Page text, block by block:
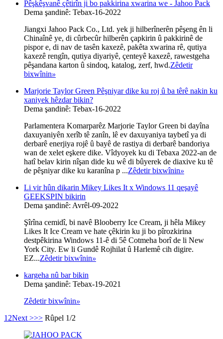
Pêşkêşvanê çêtirîn ji bo pakkirina xwarina we - Jahoo Pack
Dema şandinê: Tebax-16-2022
Jiangxi Jahoo Pack Co., Ltd. yek ji hilberînerên pêşeng ên li
Chinaînê ye, di cûrbecûr hilberên çapkirin û pakkirinê de
pispor e, di nav de tasên kaxezê, pakêta xwarina rê, qutiya
kaxezê rengîn, qutiya diyariyê, çenteyê kaxezê, rawestgeha
pêşandana karton û sindoq, katalog, zerf, hwd.Zêdetir
bixwînin»
Marjorie Taylor Green Pêşniyar dike ku roj û ba têrê nakin ku
xaniyek hêzdar bikin?
Dema şandinê: Tebax-16-2022
Parlamentera Komarparêz Marjorie Taylor Green bi dayîna
daxuyaniyên xerîb tê zanîn, lê ev daxuyaniya taybetî ya di
derbarê enerjiya rojê û bayê de rastiya di derbarê bandoriya
wan de xelet eşkere dike. Vîdyoyek ku di Tebaxa 2022-an de
hatî belav kirin nîşan dide ku wê di bûyerek de diaxive ku tê
de pêşniyar dike ku karanîna p ...Zêdetir bixwînin»
Li vir hûn dikarin Mikey Likes It x Windows 11 qeşayê
GEEKSPIN bikirin
Dema şandinê: Avrêl-09-2022
Şîrîna cemidî, bi navê Blooberry Ice Cream, ji hêla Mikey
Likes It Ice Cream ve hate çêkirin ku ji bo pîrozkirina
destpêkirina Windows 11-ê di 5ê Cotmeha borî de li New
York City. Ew li Gundê Rojhilat û Harlemê cih digire.
EZ...Zêdetir bixwînin»
kargeha nû bar bikin
Dema şandinê: Tebax-19-2021
Zêdetir bixwînin»
1 2Next >>> Rûpel 1/2